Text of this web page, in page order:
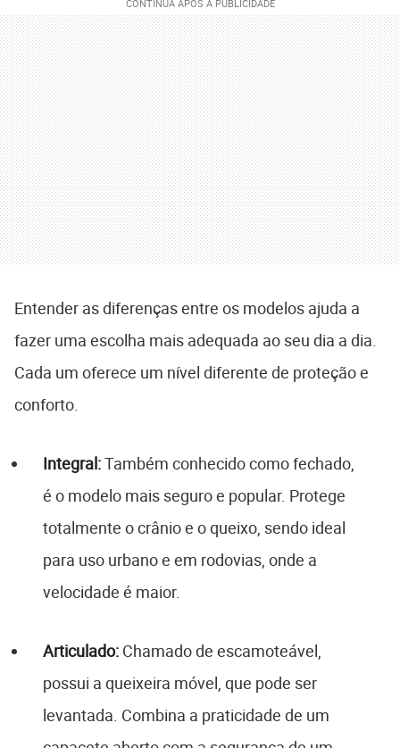
Entender as diferenças entre os modelos ajuda a
fazer uma escolha mais adequada ao seu dia a dia.
Cada um oferece um nível diferente de proteção e
conforto.
Integral:Também conhecido como fechado,
é o modelo mais seguro e popular. Protege
totalmente o crânio e o queixo, sendo ideal
para uso urbano e em rodovias, onde a
velocidade é maior.
Articulado: Chamado de escamoteável,
possui a queixeira móvel, que pode ser
levantada. Combina a praticidade de um